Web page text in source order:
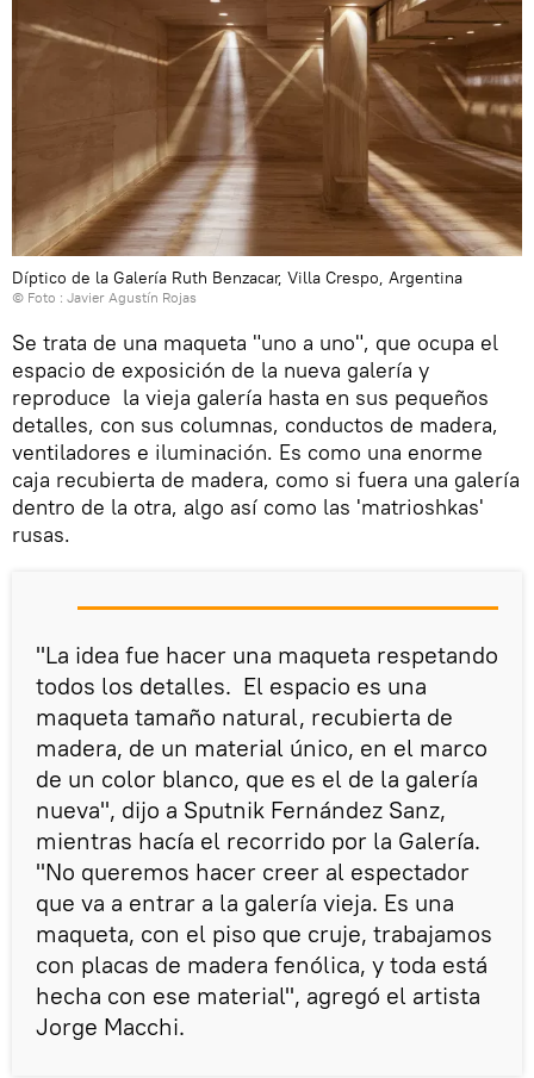
Díptico de la Galería Ruth Benzacar, Villa Crespo, Argentina
© Foto : Javier Agustín Rojas
Se trata de una maqueta "uno a uno", que ocupa el
espacio de exposición de la nueva galería y
reproduce la vieja galería hasta en sus pequeños
detalles, con sus columnas, conductos de madera,
ventiladores e iluminación. Es como una enorme
caja recubierta de madera, como si fuera una galería
dentro de la otra, algo así como las 'matrioshkas'
rusas.
"La idea fue hacer una maqueta respetando
todos los detalles. El espacio es una
maqueta tamaño natural, recubierta de
madera, de un material único, en el marco
de un color blanco, que es el de la galería
nueva", dijo a Sputnik Fernández Sanz,
mientras hacía el recorrido por la Galería.
"No queremos hacer creer al espectador
que va a entrar a la galería vieja. Es una
maqueta, con el piso que cruje, trabajamos
con placas de madera fenólica, y toda está
hecha con ese material", agregó el artista
Jorge Macchi.